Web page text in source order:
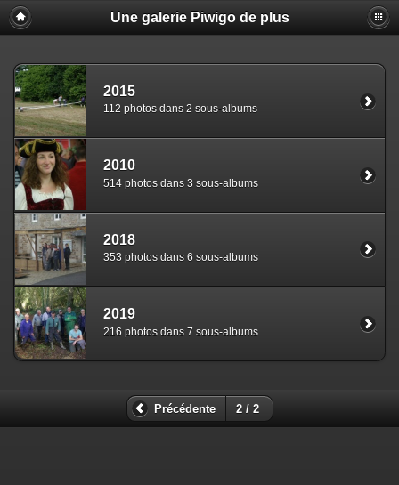
Une galerie Piwigo de plus
2015
112 photos dans 2 sous-albums
2010
514 photos dans 3 sous-albums
2018
353 photos dans 6 sous-albums
2019
216 photos dans 7 sous-albums
Précédente 2 / 2